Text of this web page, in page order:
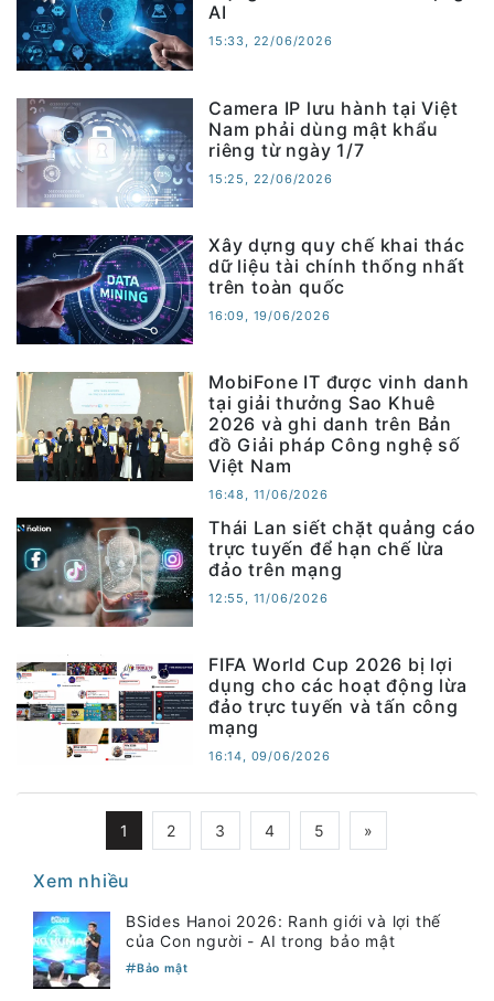
AI
15:33, 22/06/2026
Camera IP lưu hành tại Việt
Nam phải dùng mật khẩu
riêng từ ngày 1/7
15:25, 22/06/2026
Xây dựng quy chế khai thác
dữ liệu tài chính thống nhất
trên toàn quốc
16:09, 19/06/2026
MobiFone IT được vinh danh
tại giải thưởng Sao Khuê
2026 và ghi danh trên Bản
đồ Giải pháp Công nghệ số
Việt Nam
16:48, 11/06/2026
Thái Lan siết chặt quảng cáo
trực tuyến để hạn chế lừa
đảo trên mạng
12:55, 11/06/2026
FIFA World Cup 2026 bị lợi
dụng cho các hoạt động lừa
đảo trực tuyến và tấn công
mạng
16:14, 09/06/2026
1 2 3 4 5 »
Xem nhiều
BSides Hanoi 2026: Ranh giới và lợi thế
của Con người - AI trong bảo mật
Bảo mật